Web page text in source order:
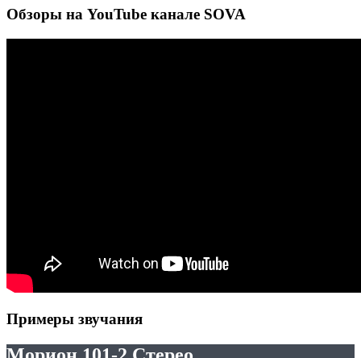
Обзоры на YouTube канале SOVA
Примеры звучания